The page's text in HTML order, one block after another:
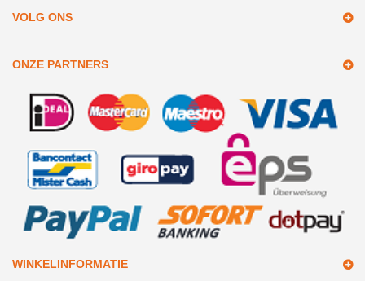
VOLG ONS
ONZE PARTNERS
WINKELINFORMATIE